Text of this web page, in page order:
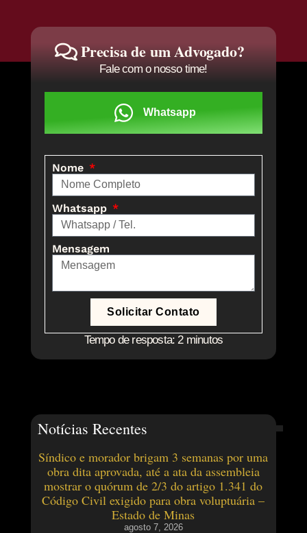
Precisa de um Advogado?
Fale com o nosso time!
Whatsapp
Nome
Whatsapp
Mensagem
Solicitar Contato
Tempo de resposta: 2 minutos
Notícias Recentes
Síndico e morador brigam 3 semanas por uma
obra dita aprovada, até a ata da assembleia
mostrar o quórum de 2/3 do artigo 1.341 do
Código Civil exigido para obra voluptuária –
Estado de Minas
agosto 7, 2026